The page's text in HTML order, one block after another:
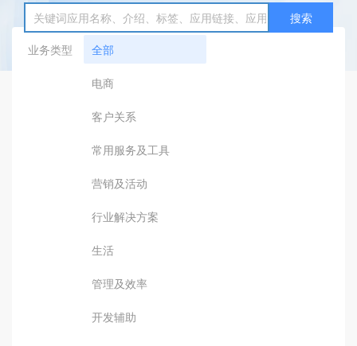
搜索
业务类型
全部
电商
客户关系
常用服务及工具
营销及活动
行业解决方案
生活
管理及效率
开发辅助